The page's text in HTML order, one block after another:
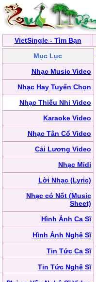
VietSingle - Tìm Bạn
Mục Lục
Nhạc Music Video
Nhạc Hay Tuyển Chọn
Nhạc Thiếu Nhi Video
Karaoke Video
Nhạc Tân Cổ Video
Cải Lương Video
Nhạc Midi
Lời Nhạc (Lyric)
Nhạc có Nốt (Music
Sheet)
Hình Ảnh Ca Sĩ
Hình Ảnh Nghệ Sĩ
Tin Tức Ca Sĩ
Tin Tức Nghệ Sĩ